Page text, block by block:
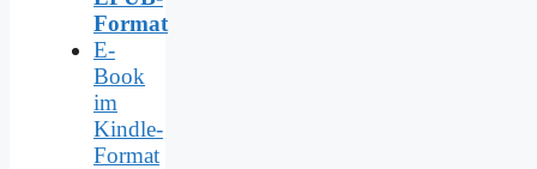
Format
E-
Book
im
Kindle-
Format